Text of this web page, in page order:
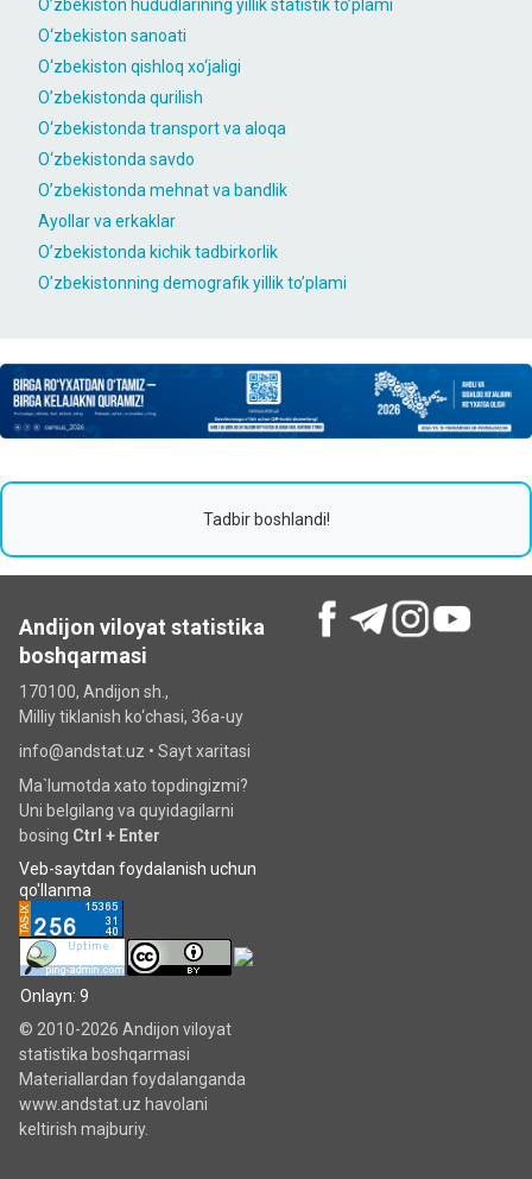
O’zbekiston hududlarining yillik statistik to’plami
O‘zbekiston sаnoаti
O‘zbekiston qishloq xo‘jаligi
O’zbekistonda qurilish
O‘zbekistondа trаnsport vа аloqа
O‘zbekistondа sаvdo
O’zbekistonda mehnat va bandlik
Ayollar va erkaklar
O’zbekistonda kichik tadbirkorlik
O’zbekistonning demografik yillik to’plami
Tadbir boshlandi!
Andijon viloyat statistika
boshqarmasi
170100, Andijon sh.,
Milliy tiklanish ko‘chаsi, 36a-uy
info@andstat.uz • Sayt xaritasi
Ma`lumotda xato topdingizmi?
Uni belgilang va quyidagilarni
bosing Ctrl + Enter
Veb-saytdan foydalanish uchun
qo'llanma
Onlayn: 9
© 2010-2026 Andijon viloyat
statistika boshqarmasi
Materiallardan foydalanganda
www.andstat.uz havolani
keltirish majburiy.